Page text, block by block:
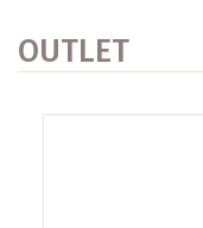
OUTLET